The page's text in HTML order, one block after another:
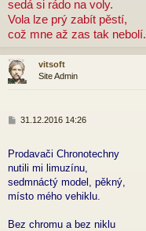
sedá si rádo na voly.
Vola lze prý zabít pěstí,
což mne až zas tak nebolí.
vitsoft
Site Admin
P
s
p
e
31.12.2016 14:26
Prodavači Chronotechny
nutili mi limuzínu,
sedmnáctý model, pěkný,
místo mého vehiklu.
Bez chromu a bez niklu